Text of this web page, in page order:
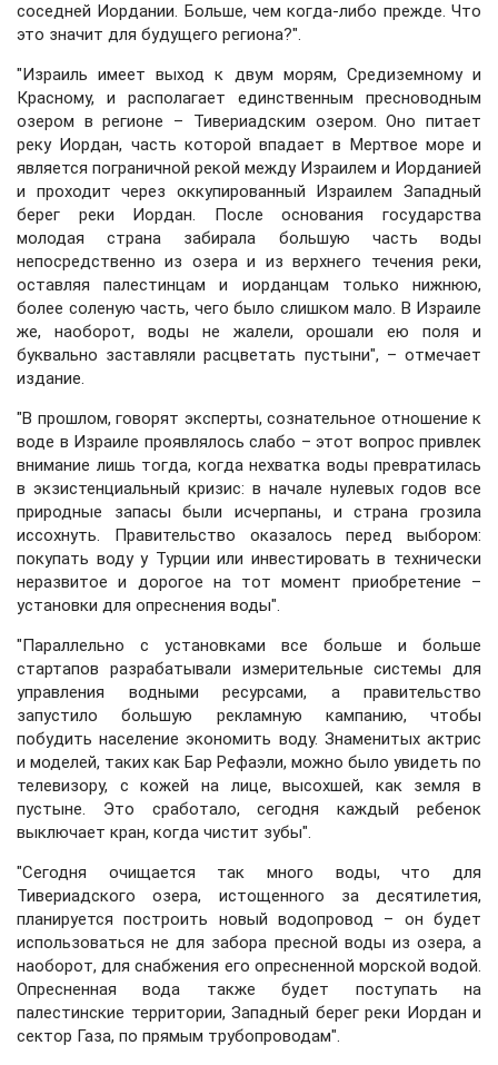
соседней Иордании. Больше, чем когда-либо прежде. Что
это значит для будущего региона?".
"Израиль имеет выход к двум морям, Средиземному и
Красному, и располагает единственным пресноводным
озером в регионе – Тивериадским озером. Оно питает
реку Иордан, часть которой впадает в Мертвое море и
является пограничной рекой между Израилем и Иорданией
и проходит через оккупированный Израилем Западный
берег реки Иордан. После основания государства
молодая страна забирала большую часть воды
непосредственно из озера и из верхнего течения реки,
оставляя палестинцам и иорданцам только нижнюю,
более соленую часть, чего было слишком мало. В Израиле
же, наоборот, воды не жалели, орошали ею поля и
буквально заставляли расцветать пустыни", – отмечает
издание.
"В прошлом, говорят эксперты, сознательное отношение к
воде в Израиле проявлялось слабо – этот вопрос привлек
внимание лишь тогда, когда нехватка воды превратилась
в экзистенциальный кризис: в начале нулевых годов все
природные запасы были исчерпаны, и страна грозила
иссохнуть. Правительство оказалось перед выбором:
покупать воду у Турции или инвестировать в технически
неразвитое и дорогое на тот момент приобретение –
установки для опреснения воды".
"Параллельно с установками все больше и больше
стартапов разрабатывали измерительные системы для
управления водными ресурсами, а правительство
запустило большую рекламную кампанию, чтобы
побудить население экономить воду. Знаменитых актрис
и моделей, таких как Бар Рефаэли, можно было увидеть по
телевизору, с кожей на лице, высохшей, как земля в
пустыне. Это сработало, сегодня каждый ребенок
выключает кран, когда чистит зубы".
"Сегодня очищается так много воды, что для
Тивериадского озера, истощенного за десятилетия,
планируется построить новый водопровод – он будет
использоваться не для забора пресной воды из озера, а
наоборот, для снабжения его опресненной морской водой.
Опресненная вода также будет поступать на
палестинские территории, Западный берег реки Иордан и
сектор Газа, по прямым трубопроводам".